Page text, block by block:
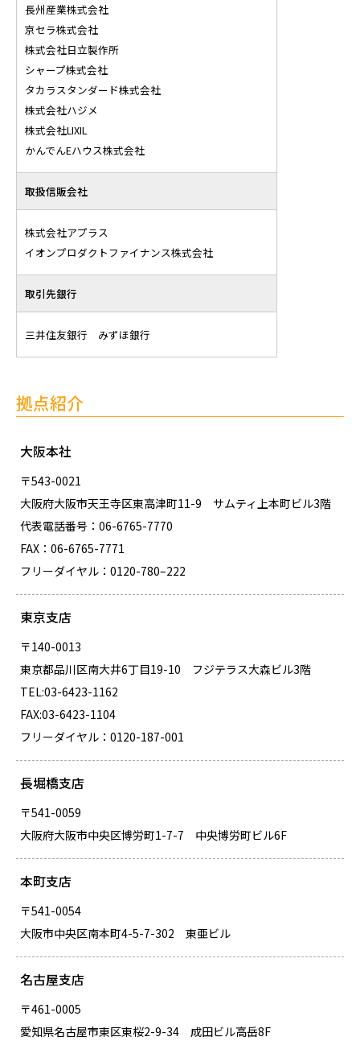
長州産業株式会社
京セラ株式会社
株式会社日立製作所
シャープ株式会社
タカラスタンダード株式会社
株式会社ハジメ
株式会社LIXIL
かんでんEハウス株式会社
取扱信販会社
株式会社アプラス
イオンプロダクトファイナンス株式会社
取引先銀行
三井住友銀行 みずほ銀行
拠点紹介
大阪本社
〒543-0021
大阪府大阪市天王寺区東高津町11-9 サムティ上本町ビル3階
代表電話番号：06-6765-7770
FAX：06-6765-7771
フリーダイヤル：0120-780–222
東京支店
〒140-0013
東京都品川区南大井6丁目19-10 フジテラス大森ビル3階
TEL:03-6423-1162
FAX:03-6423-1104
フリーダイヤル：0120-187-001
長堀橋支店
〒541-0059
大阪府大阪市中央区博労町1-7-7 中央博労町ビル6F
本町支店
〒541-0054
大阪市中央区南本町4-5-7-302 東亜ビル
名古屋支店
〒461-0005
愛知県名古屋市東区東桜2-9-34 成田ビル高岳8F